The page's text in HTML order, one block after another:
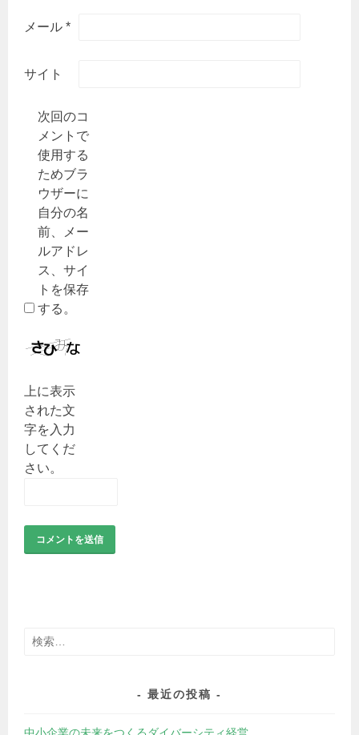
メール*
サイト
次回のコ
メントで
使用する
ためブラ
ウザーに
自分の名
前、メー
ルアドレ
ス、サイ
トを保存
する。
上に表示
された文
字を入力
してくだ
さい。
検
最近の投稿
中小企業の未来をつくるダイバーシティ経営